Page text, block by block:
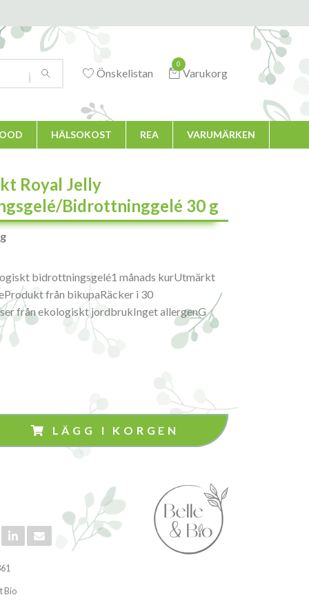
Önskelistan
0
Varukorg
HÄLSOKOST REA VARUMÄRKEN
Royal Jelly
Bidrottninggelé 30 g
bidrottningsgelé1 månads kurUtmärkt
från bikupaRäcker i 30
från ekologiskt jordbrukInget allergenG
LÄGG I KORGEN
Bio